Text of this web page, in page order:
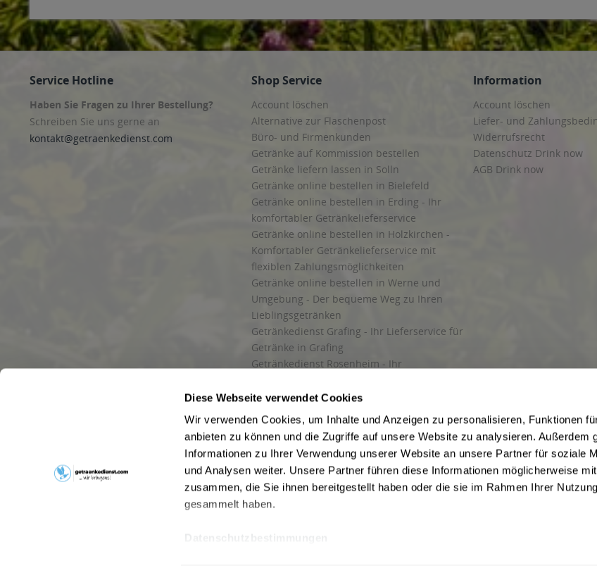
Diese Webseite verwendet Cookies
Wir verwenden Cookies, um Inhalte und Anzeigen zu personalisieren, Funktionen
anbieten zu können und die Zugriffe auf unsere Website zu analysieren. Außerdem
Informationen zu Ihrer Verwendung unserer Website an unsere Partner für soziale
und Analysen weiter. Unsere Partner führen diese Informationen möglicherweise
zusammen, die Sie ihnen bereitgestellt haben oder die sie im Rahmen Ihrer
gesammelt haben.
Service Hotline
Haben Sie Fragen zu Ihrer Bestellung?
Schreiben Sie uns gerne an
kontakt@getraenkedienst.com
Shop Service
Account löschen
Alternative zur Flaschenpost
Büro- und Firmenkunden
Getränke auf Kommission bestellen
Getränke liefern lassen in Solln
Getränke online bestellen in Bielefeld
Getränke online bestellen in Erding - Ihr
komfortabler Getränkelieferservice
Getränke online bestellen in Holzkirchen -
Komfortabler Getränkelieferservice mit
flexiblen Zahlungsmöglichkeiten
Getränke online bestellen in Werne und
Umgebung - Der bequeme Weg zu Ihren
Lieblingsgetränken
Getränkedienst Grafing - Ihr Lieferservice für
Getränke in Grafing
Getränkedienst Rosenheim - Ihr
und Umgebung
Getränkelieferung in Starnberg
Liefergebiet
Lieferservice für Getränke
Wir liefern Getränke
Kontakt
Newsletter
Information
Account löschen
Liefer- und
Widerrufsrecht
Datenschutz Drink now
AGB Drink now